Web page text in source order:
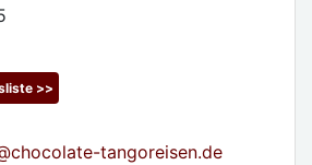
>>
tangoreisen.de